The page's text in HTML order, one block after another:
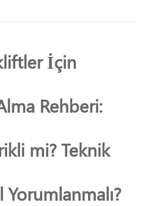
İçin
Rehberi:
mi? Teknik
Yorumlanmalı?